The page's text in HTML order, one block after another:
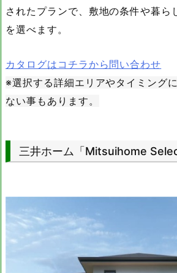
されたプランで、敷地の条件や暮ら
を選べます。
カタログはコチラから問い合わせ
※選択する詳細エリアやタイミング
ない事もあります。
三井ホーム「Mitsuihome